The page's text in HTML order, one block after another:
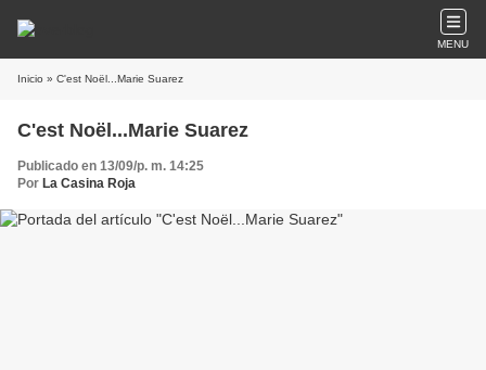
MENU
Inicio » C'est Noël...Marie Suarez
C'est Noël...Marie Suarez
Publicado en 13/09/p. m. 14:25
Por La Casina Roja